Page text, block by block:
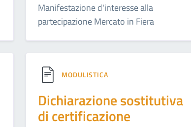
Manifestazione d'interesse alla
partecipazione Mercato in Fiera
MODULISTICA
Dichiarazione sostitutiva
di certificazione